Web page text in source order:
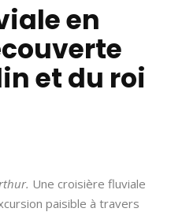
en
et du roi
Une croisière fluviale
paisible à travers